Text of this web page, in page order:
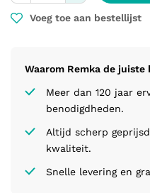
Voeg toe aan bestellijst
Waarom Remka de juiste
Meer dan 120 jaar
benodigdheden.
Altijd scherp
kwaliteit.
Snelle levering en